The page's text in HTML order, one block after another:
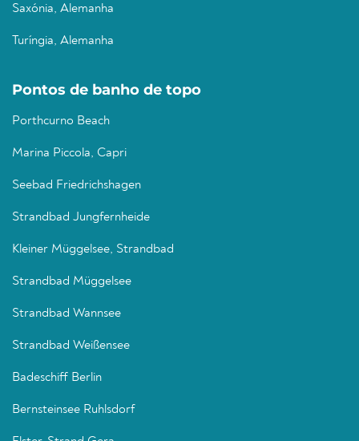
Saxónia, Alemanha
Turíngia, Alemanha
Pontos de banho de topo
Porthcurno Beach
Marina Piccola, Capri
Seebad Friedrichshagen
Strandbad Jungfernheide
Kleiner Müggelsee, Strandbad
Strandbad Müggelsee
Strandbad Wannsee
Strandbad Weißensee
Badeschiff Berlin
Bernsteinsee Ruhlsdorf